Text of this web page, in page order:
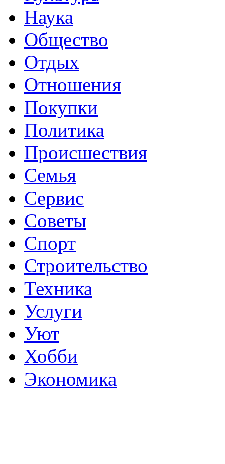
Наука
Общество
Отдых
Отношения
Покупки
Политика
Происшествия
Семья
Сервис
Советы
Спорт
Строительство
Техника
Услуги
Уют
Хобби
Экономика